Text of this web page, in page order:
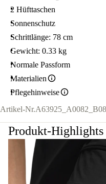
2 Hüfttaschen
Sonnenschutz
Schrittlänge: 78 cm
Gewicht: 0.33 kg
Normale Passform
Materialien
Pflegehinweise
Artikel-Nr.A63925_A0082_B08
Produkt-Highlights